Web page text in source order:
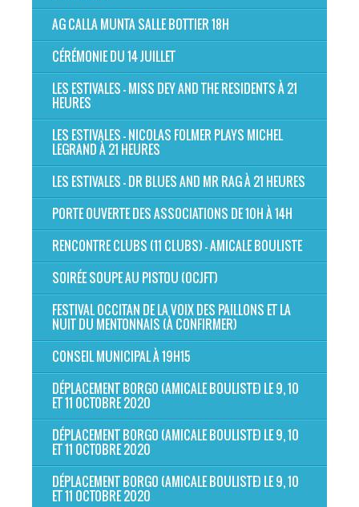
AG CALLA MUNTA SALLE BOTTIER 18H
CÉRÉMONIE DU 14 JUILLET
LES ESTIVALES - MISS DEY AND THE RESIDENTS À 21
HEURES
LES ESTIVALES - NICOLAS FOLMER PLAYS MICHEL
LEGRAND À 21 HEURES
LES ESTIVALES - DR BLUES AND MR RAG À 21 HEURES
PORTE OUVERTE DES ASSOCIATIONS DE 10H À 14H
RENCONTRE CLUBS (11 CLUBS) - AMICALE BOULISTE
SOIRÉE SOUPE AU PISTOU (OCJFT)
FESTIVAL OCCITAN DE LA VOIX DES PAILLONS ET LA
NUIT DU MENTONNAIS (À CONFIRMER)
CONSEIL MUNICIPAL À 19H15
DÉPLACEMENT BORGO (AMICALE BOULISTE) LE 9, 10
ET 11 OCTOBRE 2020
DÉPLACEMENT BORGO (AMICALE BOULISTE) LE 9, 10
ET 11 OCTOBRE 2020
DÉPLACEMENT BORGO (AMICALE BOULISTE) LE 9, 10
ET 11 OCTOBRE 2020